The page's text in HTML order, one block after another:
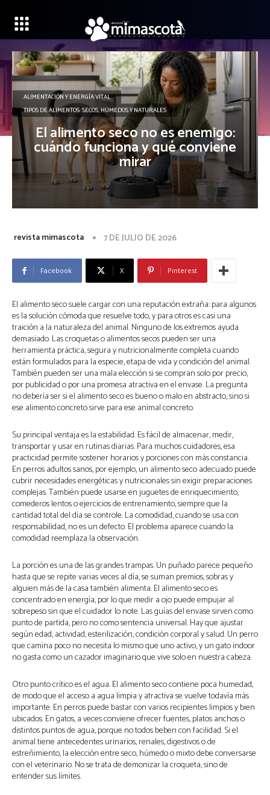
ALIMENTACIÓN Y ENERGÍA VITAL
TIPOS DE ALIMENTOS: SECOS, HÚMEDOS Y NATURALES
El alimento seco no es enemigo:
cuándo funciona y qué conviene
mirar
revista mimascota 7 DE JULIO DE 2026
Facebook X Pinterest
El alimento seco suele cargar con una reputación extraña: para algunos
es la solución cómoda que resuelve todo, y para otros es casi una
traición a la naturaleza del animal. Ninguno de los extremos ayuda
demasiado. Las croquetas o alimentos secos pueden ser una
herramienta práctica, segura y nutricionalmente completa cuando
están formulados para la especie, etapa de vida y condición del animal.
También pueden ser una mala elección si se compran solo por precio,
por publicidad o por una promesa atractiva en el envase. La pregunta
no debería ser si el alimento seco es bueno o malo en abstracto, sino si
ese alimento concreto sirve para ese animal concreto.
Su principal ventaja es la estabilidad. Es fácil de almacenar, medir,
transportar y usar en rutinas diarias. Para muchos cuidadores, esa
practicidad permite sostener horarios y porciones con más constancia.
En perros adultos sanos, por ejemplo, un alimento seco adecuado puede
cubrir necesidades energéticas y nutricionales sin exigir preparaciones
complejas. También puede usarse en juguetes de enriquecimiento,
comederos lentos o ejercicios de entrenamiento, siempre que la
cantidad total del día se controle. La comodidad, cuando se usa con
responsabilidad, no es un defecto. El problema aparece cuando la
comodidad reemplaza la observación.
La porción es una de las grandes trampas. Un puñado parece pequeño
hasta que se repite varias veces al día, se suman premios, sobras y
alguien más de la casa también alimenta. El alimento seco es
concentrado en energía, por lo que medir a ojo puede empujar al
sobrepeso sin que el cuidador lo note. Las guías del envase sirven como
punto de partida, pero no como sentencia universal. Hay que ajustar
según edad, actividad, esterilización, condición corporal y salud. Un perro
que camina poco no necesita lo mismo que uno activo, y un gato indoor
no gasta como un cazador imaginario que vive solo en nuestra cabeza.
Otro punto crítico es el agua. El alimento seco contiene poca humedad,
de modo que el acceso a agua limpia y atractiva se vuelve todavía más
importante. En perros puede bastar con varios recipientes limpios y bien
ubicados. En gatos, a veces conviene ofrecer fuentes, platos anchos o
distintos puntos de agua, porque no todos beben con facilidad. Si el
animal tiene antecedentes urinarios, renales, digestivos o de
estreñimiento, la elección entre seco, húmedo o mixto debe conversarse
con el veterinario. No se trata de demonizar la croqueta, sino de
entender sus límites.